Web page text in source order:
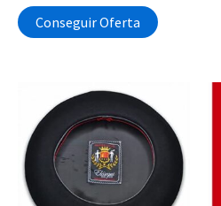
Conseguir Oferta